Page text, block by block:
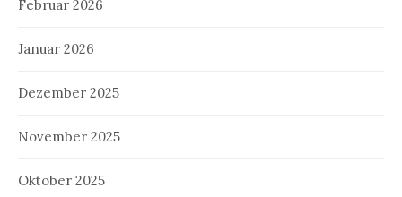
Februar 2026
Januar 2026
Dezember 2025
November 2025
Oktober 2025